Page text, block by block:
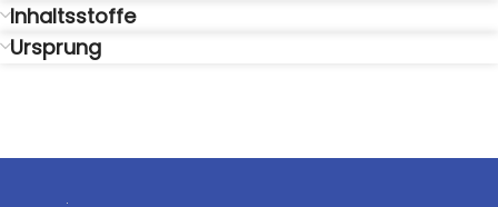
Inhaltsstoffe
Ursprung